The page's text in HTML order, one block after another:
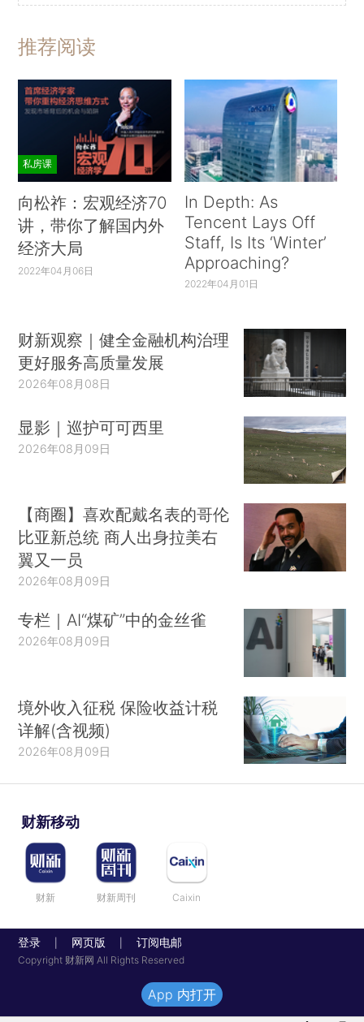
推荐阅读
私房课
向松祚：宏观经济70
讲，带你了解国内外
经济大局
2022年04月06日
In Depth: As
Tencent Lays Off
Staff, Is Its ‘Winter’
Approaching?
2022年04月01日
财新观察｜健全金融机构治理
更好服务高质量发展
2026年08月08日
显影｜巡护可可西里
2026年08月09日
【商圈】喜欢配戴名表的哥伦
比亚新总统 商人出身拉美右
翼又一员
2026年08月09日
专栏｜AI“煤矿”中的金丝雀
2026年08月09日
境外收入征税 保险收益计税
详解(含视频)
2026年08月09日
财新移动
财新 财新周刊 Caixin
登录 网页版 订阅电邮
Copyright 财新网 All Rights Reserved
App 内打开